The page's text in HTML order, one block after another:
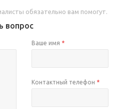
обязательно вам помогут.
вопрос
Ваше имя *
Контактный телефон *